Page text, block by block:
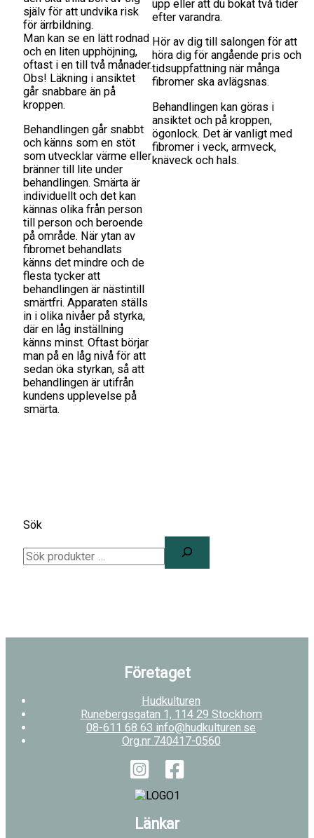
Sök
själv för att undvika risk
för ärrbildning.
Man kan se en lätt rodnad
och en liten upphöjning,
oftast i en till två månader.
Obs! Läkning i ansiktet
går snabbare än på
kroppen.
Behandlingen går snabbt
och känns som en stöt
som utvecklar värme eller
bränner till lite under
behandlingen. Smärta är
individuellt och det kan
kännas olika från person
till person och beroende
på område. När ytan av
fibromet behandlats
känns det mindre och de
flesta tycker att
behandlingen är nästintill
smärtfri. Apparaten ställs
in i olika nivåer på styrka,
där en låg inställning
känns minst. Oftast börjar
man på en låg nivå för att
sedan öka styrkan, så att
behandlingen är utifrån
kundens upplevelse på
smärta.
upp eller att du bokat två tider
efter varandra.
Hör av dig till salongen för att
höra dig för angående pris och
tidsuppfattning när många
fibromer ska avlägsnas.
Behandlingen kan göras i
ansiktet och på kroppen,
ögonlock. Det är vanligt med
fibromer i veck, armveck,
knäveck och hals.
Företaget
Hudkulturen
Runebergsgatan 1, 114 29 Stockhom
08-611 68 63 info@hudkulturen.se
Org.nr 740417-0560
Länkar